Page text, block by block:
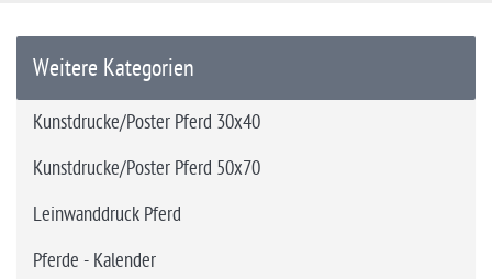
Weitere Kategorien
Kunstdrucke/Poster Pferd 30x40
Kunstdrucke/Poster Pferd 50x70
Leinwanddruck Pferd
Pferde - Kalender